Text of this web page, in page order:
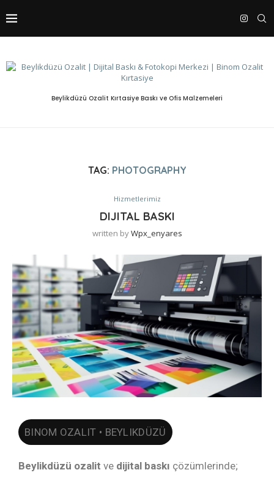
Beylikdüzü Ozalit Kırtasiye Baskı ve Ofis Malzemeleri
TAG: PHOTOGRAPHY
Hizmetlerimiz
DIJITAL BASKI
written byWpx_enyares
BINOM OZALIT • BEYLIKDÜZÜ
Beylikdüzü ozalit ve dijital baskı çözümlerinde;